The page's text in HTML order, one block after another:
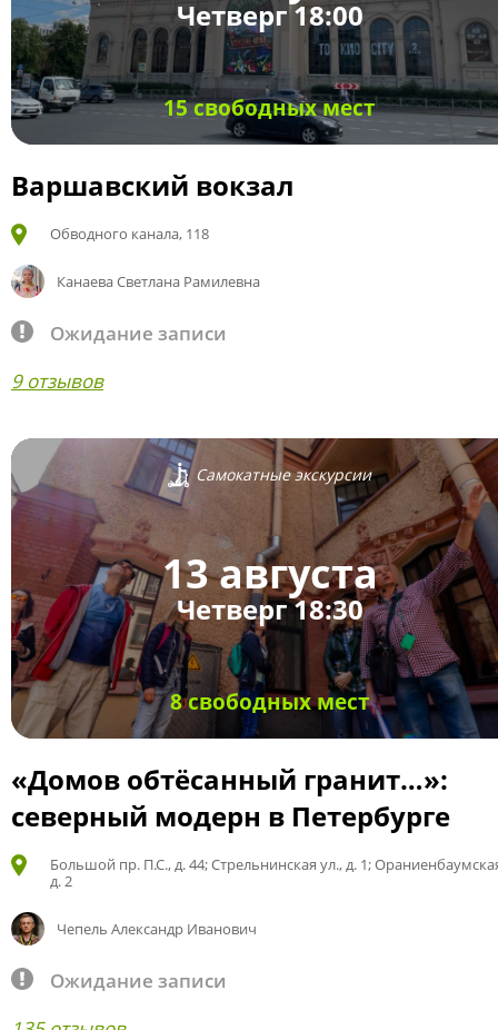
Четверг 18:00
15 свободных мест
Варшавский вокзал
Обводного канала, 118
Канаева Светлана Рамилевна
Ожидание записи
9 отзывов
Самокатные экскурсии
13 августа
Четверг 18:30
8 свободных мест
«Домов обтёсанный гранит…»:
северный модерн в Петербурге
Большой пр. П.С., д. 44; Стрельнинская ул., д. 1;
д. 2
Чепель Александр Иванович
Ожидание записи